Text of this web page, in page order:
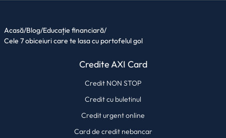
Acasă/Blog/Educație financiară/
Cele 7 obiceiuri care te lasa cu portofelul gol
Credite AXI Card
Credit NON STOP
Credit cu buletinul
Credit urgent online
Card de credit nebancar